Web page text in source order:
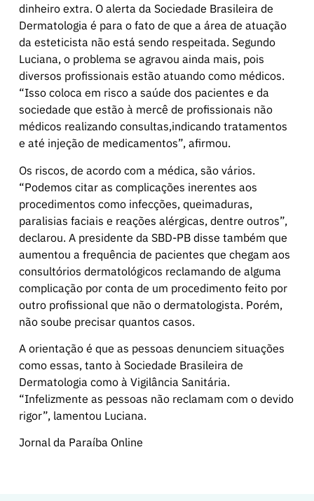
dinheiro extra. O alerta da Sociedade Brasileira de
Dermatologia é para o fato de que a área de atuação
da esteticista não está sendo respeitada. Segundo
Luciana, o problema se agravou ainda mais, pois
diversos profissionais estão atuando como médicos.
“Isso coloca em risco a saúde dos pacientes e da
sociedade que estão à mercê de profissionais não
médicos realizando consultas,indicando tratamentos
e até injeção de medicamentos”, afirmou.
Os riscos, de acordo com a médica, são vários.
“Podemos citar as complicações inerentes aos
procedimentos como infecções, queimaduras,
paralisias faciais e reações alérgicas, dentre outros”,
declarou. A presidente da SBD-PB disse também que
aumentou a frequência de pacientes que chegam aos
consultórios dermatológicos reclamando de alguma
complicação por conta de um procedimento feito por
outro profissional que não o dermatologista. Porém,
não soube precisar quantos casos.
A orientação é que as pessoas denunciem situações
como essas, tanto à Sociedade Brasileira de
Dermatologia como à Vigilância Sanitária.
“Infelizmente as pessoas não reclamam com o devido
rigor”, lamentou Luciana.
Jornal da Paraíba Online